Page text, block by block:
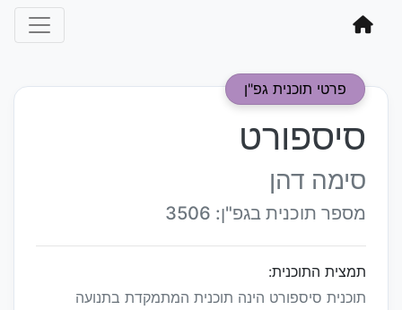
פרטי תוכנית גפ"ן
סיספורט
סימה דהן
מספר תוכנית בגפ"ן: 3506
תמצית התוכנית:
תוכנית סיספורט הינה תוכנית המתמקדת בתנועה